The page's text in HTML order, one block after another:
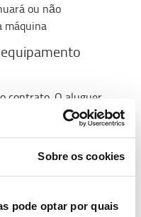
Sobre os cookies
pode optar por quais
ou não
máquina
contrato. O aluguer
pequeno valor
e Responsabilidade
danos?
do serviço, se o